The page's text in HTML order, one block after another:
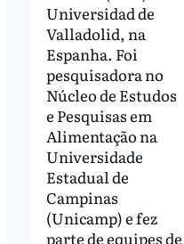
Universidad de
Valladolid, na
Espanha. Foi
pesquisadora no
Núcleo de Estudos
e Pesquisas em
Alimentação na
Universidade
Estadual de
Campinas
(Unicamp) e fez
parte de equipes de